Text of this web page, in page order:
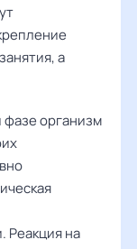
а
фазе организм
Реакция на